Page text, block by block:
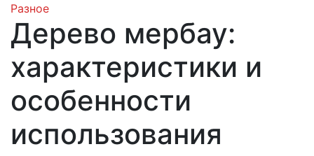
Разное
Дерево мербау:
характеристики и
особенности
использования